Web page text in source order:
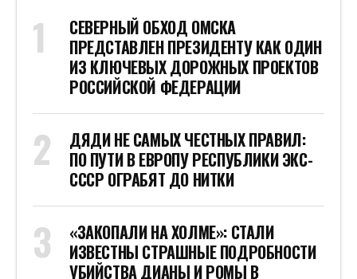
СЕВЕРНЫЙ ОБХОД ОМСКА
ПРЕДСТАВЛЕН ПРЕЗИДЕНТУ КАК ОДИН
ИЗ КЛЮЧЕВЫХ ДОРОЖНЫХ ПРОЕКТОВ
РОССИЙСКОЙ ФЕДЕРАЦИИ
ДЯДИ НЕ САМЫХ ЧЕСТНЫХ ПРАВИЛ:
ПО ПУТИ В ЕВРОПУ РЕСПУБЛИКИ ЭКС-
СССР ОГРАБЯТ ДО НИТКИ
«ЗАКОПАЛИ НА ХОЛМЕ»: СТАЛИ
ИЗВЕСТНЫ СТРАШНЫЕ ПОДРОБНОСТИ
УБИЙСТВА ДИАНЫ И РОМЫ В